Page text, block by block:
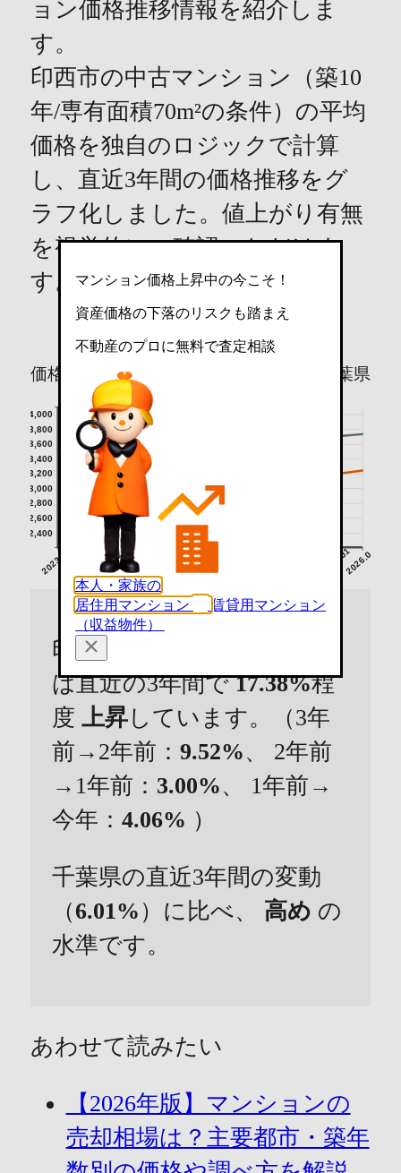
ョン価格推移情報を紹介しま
す。
印西市の中古マンション（築10
年/専有面積70m²の条件）の平均
価格を独自のロジックで計算
し、直近3年間の価格推移をグ
ラフ化しました。値上がり有無
を視覚的にご確認いただけま
す。[情報更新：2026年7月9日]
価格（万円） 千葉県
2023.04 2023.102024.01 2024.072024.10 2026.012026.04
2,400
2,600
2,800
3,000
3,200
3,400
3,600
3,800
4,000
印西市のマンションの価格
は直近の3年間で17.38%程
度 上昇しています。（3年
前→2年前： 9.52%、 2年前
→1年前： 3.00%、 1年前→
今年： 4.06% ）
千葉県の直近3年間の変動
（6.01% ）に比べ、 高め の
水準です。
あわせて読みたい
【2026年版】マンションの
売却相場は？主要都市・築年
マンション価格上昇中の今こそ！
資産価格の下落のリスクも踏まえ
不動産のプロに無料で査定相談
本人・家族の
居住用マンション
賃貸用マンション
（収益物件）